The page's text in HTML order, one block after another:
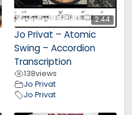
2:44
Jo Privat – Atomic
Swing – Accordion
Transcription
138views
Jo Privat
Jo Privat